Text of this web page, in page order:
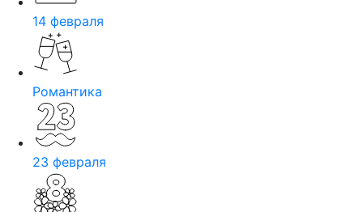
14 февраля
Романтика
23 февраля